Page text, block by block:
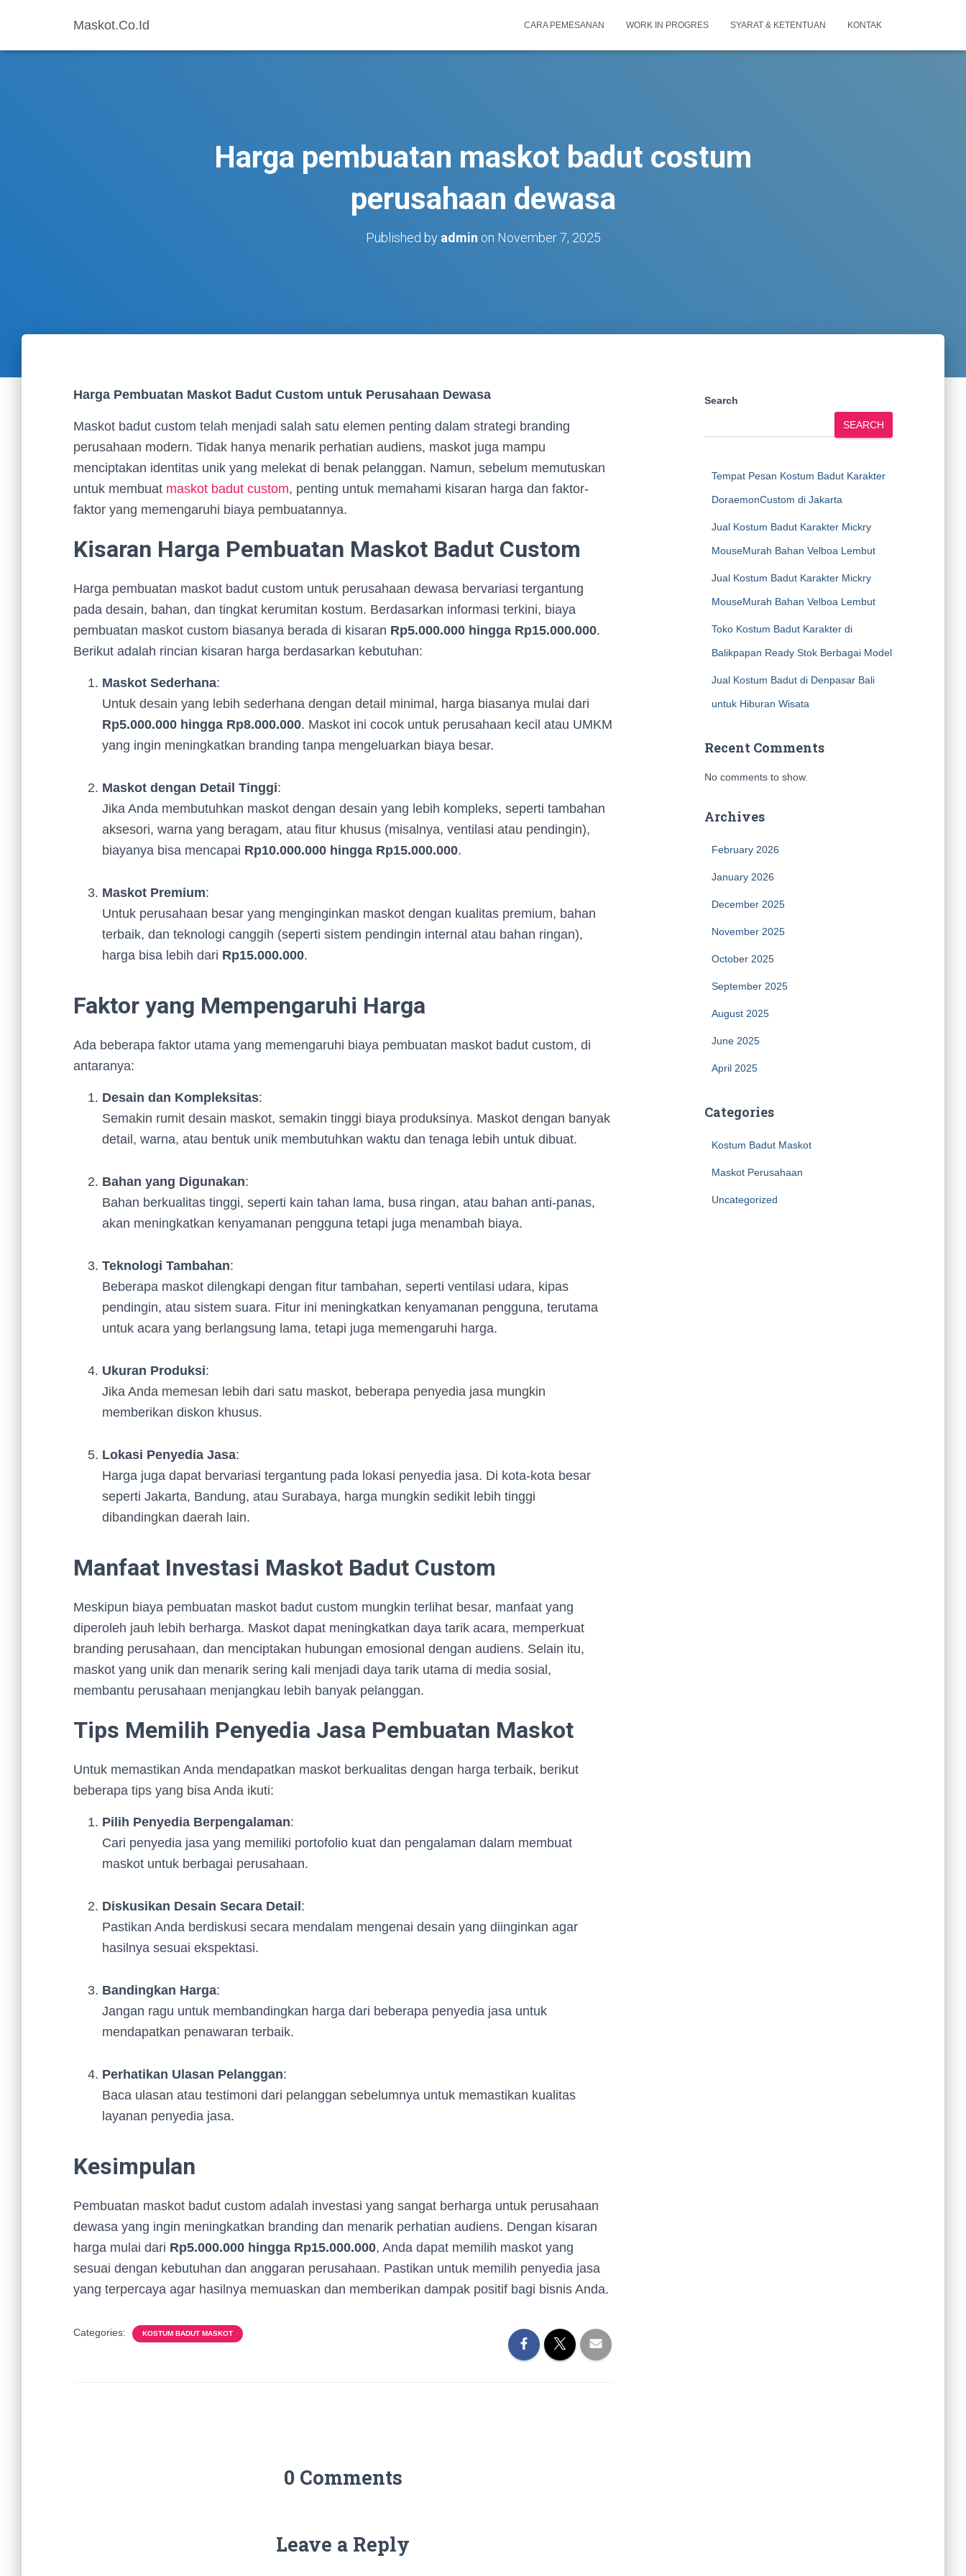
Maskot.Co.Id CARA PEMESANAN WORK IN PROGRES SYARAT & KETENTUAN KONTAK
Harga pembuatan maskot badut costum
perusahaan dewasa
Published by admin on November 7, 2025
Harga Pembuatan Maskot Badut Custom untuk Perusahaan Dewasa
Maskot badut custom telah menjadi salah satu elemen penting dalam strategi branding
perusahaan modern. Tidak hanya menarik perhatian audiens, maskot juga mampu
menciptakan identitas unik yang melekat di benak pelanggan. Namun, sebelum memutuskan
untuk membuat maskot badut custom, penting untuk memahami kisaran harga dan faktor-
faktor yang memengaruhi biaya pembuatannya.
Kisaran Harga Pembuatan Maskot Badut Custom
Harga pembuatan maskot badut custom untuk perusahaan dewasa bervariasi tergantung
pada desain, bahan, dan tingkat kerumitan kostum. Berdasarkan informasi terkini, biaya
pembuatan maskot custom biasanya berada di kisaran Rp5.000.000 hingga Rp15.000.000.
Berikut adalah rincian kisaran harga berdasarkan kebutuhan:
Maskot Sederhana:
Untuk desain yang lebih sederhana dengan detail minimal, harga biasanya mulai dari
Rp5.000.000 hingga Rp8.000.000. Maskot ini cocok untuk perusahaan kecil atau UMKM
yang ingin meningkatkan branding tanpa mengeluarkan biaya besar.
Maskot dengan Detail Tinggi:
Jika Anda membutuhkan maskot dengan desain yang lebih kompleks, seperti tambahan
aksesori, warna yang beragam, atau fitur khusus (misalnya, ventilasi atau pendingin),
biayanya bisa mencapai Rp10.000.000 hingga Rp15.000.000.
Maskot Premium:
Untuk perusahaan besar yang menginginkan maskot dengan kualitas premium, bahan
terbaik, dan teknologi canggih (seperti sistem pendingin internal atau bahan ringan),
harga bisa lebih dari Rp15.000.000.
Faktor yang Mempengaruhi Harga
Ada beberapa faktor utama yang memengaruhi biaya pembuatan maskot badut custom, di
antaranya:
Desain dan Kompleksitas:
Semakin rumit desain maskot, semakin tinggi biaya produksinya. Maskot dengan banyak
detail, warna, atau bentuk unik membutuhkan waktu dan tenaga lebih untuk dibuat.
Bahan yang Digunakan:
Bahan berkualitas tinggi, seperti kain tahan lama, busa ringan, atau bahan anti-panas,
akan meningkatkan kenyamanan pengguna tetapi juga menambah biaya.
Teknologi Tambahan:
Beberapa maskot dilengkapi dengan fitur tambahan, seperti ventilasi udara, kipas
pendingin, atau sistem suara. Fitur ini meningkatkan kenyamanan pengguna, terutama
untuk acara yang berlangsung lama, tetapi juga memengaruhi harga.
Ukuran Produksi:
Jika Anda memesan lebih dari satu maskot, beberapa penyedia jasa mungkin
memberikan diskon khusus.
Lokasi Penyedia Jasa:
Harga juga dapat bervariasi tergantung pada lokasi penyedia jasa. Di kota-kota besar
seperti Jakarta, Bandung, atau Surabaya, harga mungkin sedikit lebih tinggi
dibandingkan daerah lain.
Manfaat Investasi Maskot Badut Custom
Meskipun biaya pembuatan maskot badut custom mungkin terlihat besar, manfaat yang
diperoleh jauh lebih berharga. Maskot dapat meningkatkan daya tarik acara, memperkuat
branding perusahaan, dan menciptakan hubungan emosional dengan audiens. Selain itu,
maskot yang unik dan menarik sering kali menjadi daya tarik utama di media sosial,
membantu perusahaan menjangkau lebih banyak pelanggan.
Tips Memilih Penyedia Jasa Pembuatan Maskot
Untuk memastikan Anda mendapatkan maskot berkualitas dengan harga terbaik, berikut
beberapa tips yang bisa Anda ikuti:
Pilih Penyedia Berpengalaman:
Cari penyedia jasa yang memiliki portofolio kuat dan pengalaman dalam membuat
maskot untuk berbagai perusahaan.
Diskusikan Desain Secara Detail :
Pastikan Anda berdiskusi secara mendalam mengenai desain yang diinginkan agar
hasilnya sesuai ekspektasi.
Bandingkan Harga:
Jangan ragu untuk membandingkan harga dari beberapa penyedia jasa untuk
mendapatkan penawaran terbaik.
Perhatikan Ulasan Pelanggan:
Baca ulasan atau testimoni dari pelanggan sebelumnya untuk memastikan kualitas
layanan penyedia jasa.
Kesimpulan
Pembuatan maskot badut custom adalah investasi yang sangat berharga untuk perusahaan
dewasa yang ingin meningkatkan branding dan menarik perhatian audiens. Dengan kisaran
harga mulai dari Rp5.000.000 hingga Rp15.000.000, Anda dapat memilih maskot yang
sesuai dengan kebutuhan dan anggaran perusahaan. Pastikan untuk memilih penyedia jasa
yang terpercaya agar hasilnya memuaskan dan memberikan dampak positif bagi bisnis Anda.
Categories: KOSTUM BADUT MASKOT
0 Comments
Leave a Reply
Search
SEARCH
Tempat Pesan Kostum Badut Karakter
DoraemonCustom di Jakarta
Jual Kostum Badut Karakter Mickry
MouseMurah Bahan Velboa Lembut
Jual Kostum Badut Karakter Mickry
MouseMurah Bahan Velboa Lembut
Toko Kostum Badut Karakter di
Balikpapan Ready Stok Berbagai Model
Jual Kostum Badut di Denpasar Bali
untuk Hiburan Wisata
Recent Comments
No comments to show.
Archives
February 2026
January 2026
December 2025
November 2025
October 2025
September 2025
August 2025
June 2025
April 2025
Categories
Kostum Badut Maskot
Maskot Perusahaan
Uncategorized